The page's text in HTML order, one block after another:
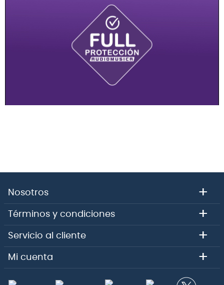
Nosotros +
Términos y condiciones +
Servicio al cliente +
Mi cuenta +